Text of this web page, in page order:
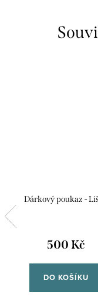
Dárkový poukaz -
500 Kč
DO KOŠÍKU